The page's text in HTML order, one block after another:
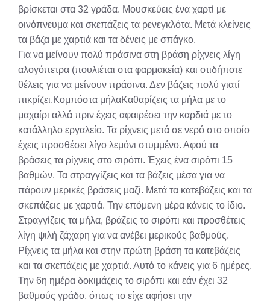
βρίσκεται στα 32 γράδα. Μουσκεύεις ένα χαρτί με
οινόπνευμα και σκεπάζεις τα ρενεγκλότα. Μετά κλείνεις
τα βάζα με χαρτιά και τα δένεις με σπάγκο.
Για να μείνουν πολύ πράσινα στη βράση ρίχνεις λίγη
αλογόπετρα (πουλιέται στα φαρμακεία) και οτιδήποτε
θέλεις για να μείνουν πράσινα. Δεν βάζεις πολύ γιατί
πικρίζει.Κομπόστα μήλαΚαθαρίζεις τα μήλα με το
μαχαίρι αλλά πριν έχεις αφαιρέσει την καρδιά με το
κατάλληλο εργαλείο. Τα ρίχνεις μετά σε νερό στο οποίο
έχεις προσθέσει λίγο λεμόνι στυμμένο. Αφού τα
βράσεις τα ρίχνεις στο σιρόπι. Έχεις ένα σιρόπι 15
βαθμών. Τα στραγγίζεις και τα βάζεις μέσα για να
πάρουν μερικές βράσεις μαζί. Μετά τα κατεβάζεις και τα
σκεπάζεις με χαρτιά. Την επόμενη μέρα κάνεις το ίδιο.
Στραγγίζεις τα μήλα, βράζεις το σιρόπι και προσθέτεις
λίγη ψιλή ζάχαρη για να ανέβει μερικούς βαθμούς.
Ρίχνεις τα μήλα και στην πρώτη βράση τα κατεβάζεις
και τα σκεπάζεις με χαρτιά. Αυτό το κάνεις για 6 ημέρες.
Την 6η ημέρα δοκιμάζεις το σιρόπι και εάν έχει 32
βαθμούς γράδο, όπως το είχε αφήσει την